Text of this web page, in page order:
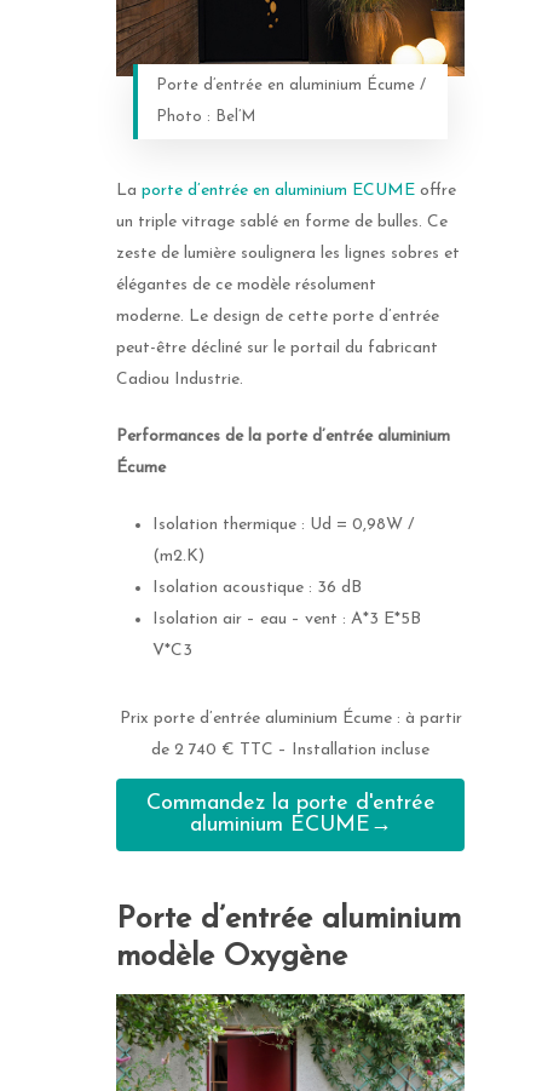
Porte d’entrée en aluminium Écume /
Photo : Bel’M
La porte d’entrée en aluminium ECUME offre
un triple vitrage sablé en forme de bulles. Ce
zeste de lumière soulignera les lignes sobres et
élégantes de ce modèle résolument
moderne. Le design de cette porte d’entrée
peut-être décliné sur le portail du fabricant
Cadiou Industrie.
Performances de la porte d’entrée aluminium
Écume
Isolation thermique : Ud = 0,98W /
(m2.K)
Isolation acoustique : 36 dB
Isolation air – eau – vent : A*3 E*5B
V*C3
Prix porte d’entrée aluminium Écume : à partir
de 2 740 € TTC – Installation incluse
Commandez la porte d'entrée
aluminium ÉCUME→
Porte d’entrée aluminium
modèle Oxygène